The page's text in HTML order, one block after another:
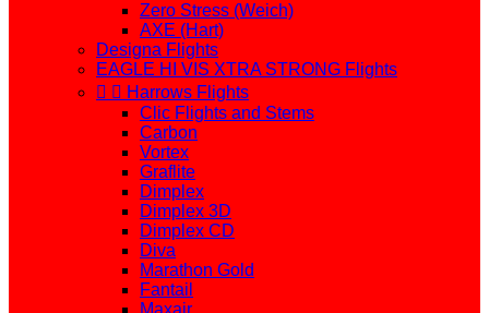
Zero Stress (Weich)
AXE (Hart)
Designa Flights
EAGLE HI VIS XTRA STRONG Flights
  Harrows Flights
Clic Flights and Stems
Carbon
Vortex
Graflite
Dimplex
Dimplex 3D
Dimplex CD
Diva
Marathon Gold
Fantail
Maxair